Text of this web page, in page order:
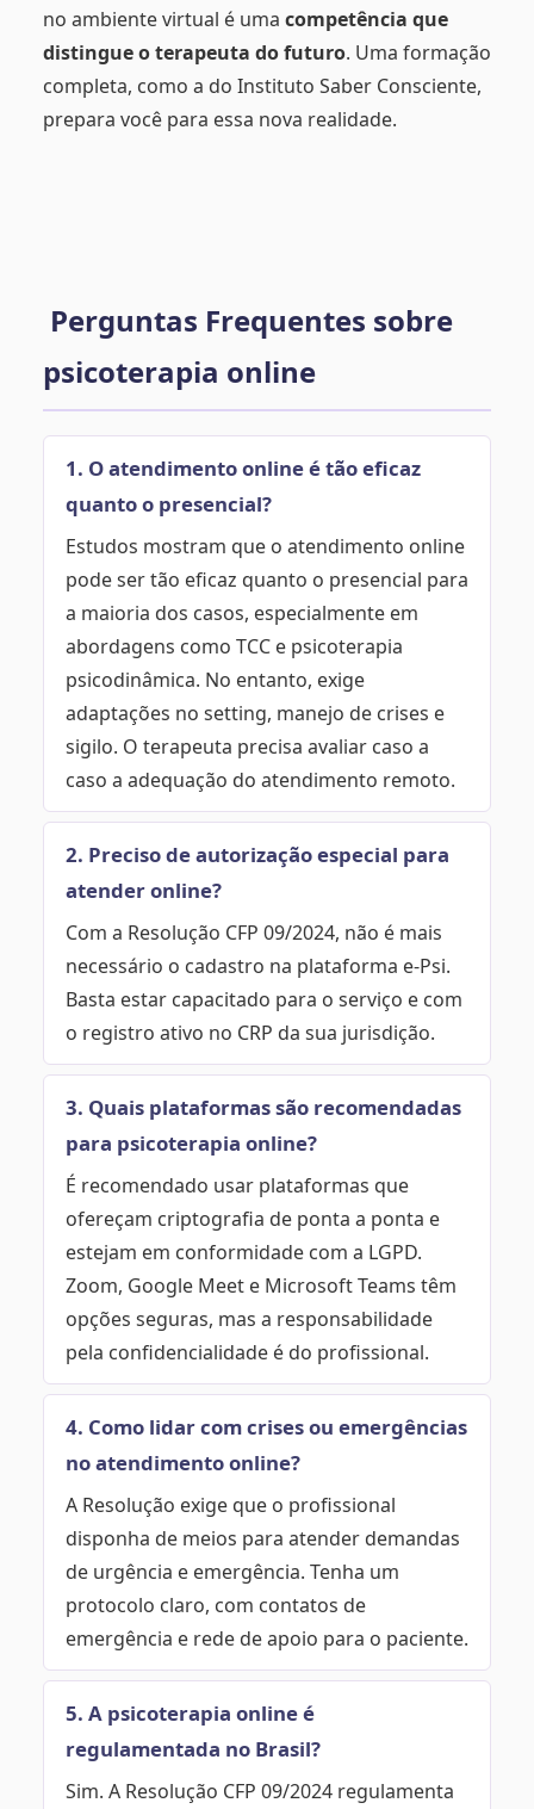
no ambiente virtual é uma competência que
distingue o terapeuta do futuro. Uma formação
completa, como a do Instituto Saber Consciente,
prepara você para essa nova realidade.
Perguntas Frequentes sobre
psicoterapia online
1. O atendimento online é tão eficaz
quanto o presencial?
Estudos mostram que o atendimento online
pode ser tão eficaz quanto o presencial para
a maioria dos casos, especialmente em
abordagens como TCC e psicoterapia
psicodinâmica. No entanto, exige
adaptações no setting, manejo de crises e
sigilo. O terapeuta precisa avaliar caso a
caso a adequação do atendimento remoto.
2. Preciso de autorização especial para
atender online?
Com a Resolução CFP 09/2024, não é mais
necessário o cadastro na plataforma e-Psi.
Basta estar capacitado para o serviço e com
o registro ativo no CRP da sua jurisdição.
3. Quais plataformas são recomendadas
para psicoterapia online?
É recomendado usar plataformas que
ofereçam criptografia de ponta a ponta e
estejam em conformidade com a LGPD.
Zoom, Google Meet e Microsoft Teams têm
opções seguras, mas a responsabilidade
pela confidencialidade é do profissional.
4. Como lidar com crises ou emergências
no atendimento online?
A Resolução exige que o profissional
disponha de meios para atender demandas
de urgência e emergência. Tenha um
protocolo claro, com contatos de
emergência e rede de apoio para o paciente.
5. A psicoterapia online é
regulamentada no Brasil?
Sim. A Resolução CFP 09/2024 regulamenta